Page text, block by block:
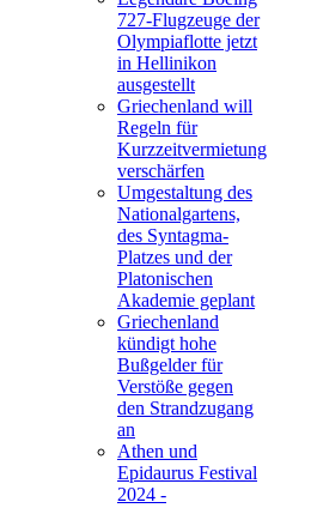
727-Flugzeuge der
Olympiaflotte jetzt
in Hellinikon
ausgestellt
Griechenland will
Regeln für
Kurzzeitvermietung
verschärfen
Umgestaltung des
Nationalgartens,
des Syntagma-
Platzes und der
Platonischen
Akademie geplant
Griechenland
kündigt hohe
Bußgelder für
Verstöße gegen
den Strandzugang
an
Athen und
Epidaurus Festival
2024 -